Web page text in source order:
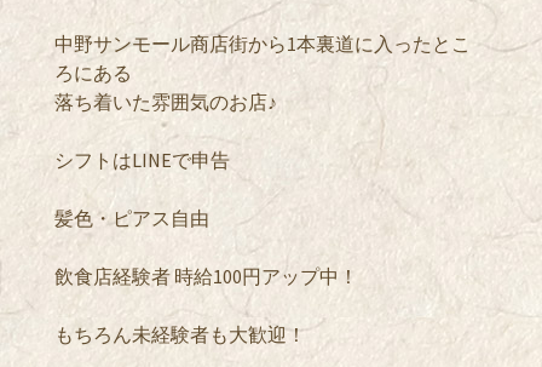
中野サンモール商店街から1本裏道に入ったとこ
ろにある
落ち着いた雰囲気のお店♪
シフトはLINEで申告
髪色・ピアス自由
飲食店経験者 時給100円アップ中！
もちろん未経験者も大歓迎！